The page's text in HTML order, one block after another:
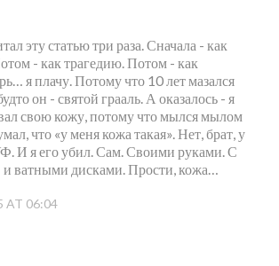
эту статью три раза. Сначала - как
- как трагедию. Потом - как
я плачу. Потому что 10 лет мазался
он - святой грааль. А оказалось - я
свою кожу, потому что мылся мылом
что «у меня кожа такая». Нет, брат, у
И я его убил. Сам. Своими руками. С
ватными дисками. Прости, кожа…
AT 06:04